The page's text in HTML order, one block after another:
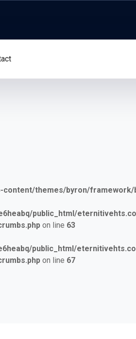
themes/byron/framework/
public_html/
on line 63
public_html/
on line 67